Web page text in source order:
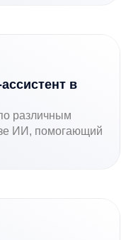
в
различным
ИИ, помогающий